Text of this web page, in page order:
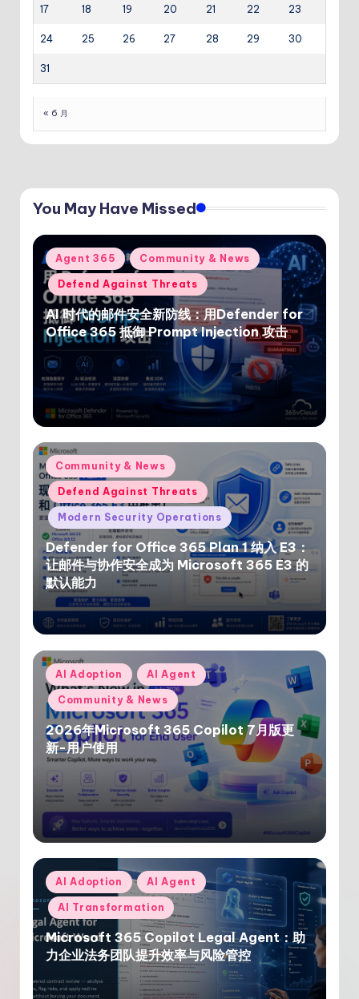
17 18 19 20 21 22 23
24 25 26 27 28 29 30
31
« 6 月
You May Have Missed
Posted
in
Agent 365 Community & News
Defend Against Threats
AI 时代的邮件安全新防线：用Defender for
Office 365 抵御 Prompt Injection 攻击
Posted
in
Community & News
Defend Against Threats
Modern Security Operations
Defender for Office 365 Plan 1 纳入 E3：
让邮件与协作安全成为 Microsoft 365 E3 的
默认能力
Posted
in
AI Adoption AI Agent
Community & News
2026年Microsoft 365 Copilot 7月版更
新-用户使用
Posted
in
AI Adoption AI Agent
AI Transformation
Microsoft 365 Copilot Legal Agent：助
力企业法务团队提升效率与风险管控